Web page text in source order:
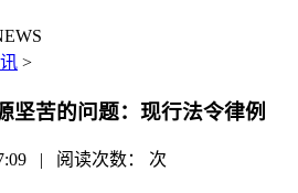
>
坚苦的问题：现行法令律例
| 阅读次数： 次